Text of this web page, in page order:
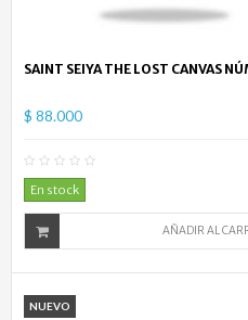
SAINT SEIYA THE LOST CANVAS
$ 88.000
En stock
AÑADIR AL
NUEVO